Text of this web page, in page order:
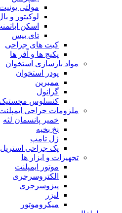
مولتی یونیت
لوکیتور و
اسکن
تای بیس
کیت های جراحی
پکیج ها و آفر ها
مواد بازسازی استخوان
پودر استخوان
ممبرین
گرانول
کنسلوس مچستیک
ملزومات جراحی
خمیر پانسمان لثه
نخ بخیه
ژل تامپ
پک جراحی استریل
تجهیزات و ابزار ها
موتور ایمپلنت
الکتروسرجری
پیزوسرجری
لیزر
میکروموتور